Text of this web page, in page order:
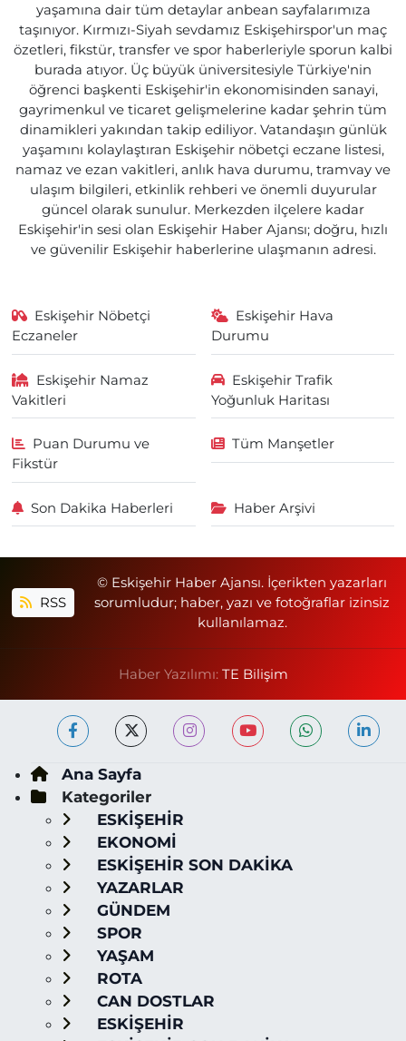
yaşamına dair tüm detaylar anbean sayfalarımıza
taşınıyor. Kırmızı-Siyah sevdamız Eskişehirspor'un maç
özetleri, fikstür, transfer ve spor haberleriyle sporun kalbi
burada atıyor. Üç büyük üniversitesiyle Türkiye'nin
öğrenci başkenti Eskişehir'in ekonomisinden sanayi,
gayrimenkul ve ticaret gelişmelerine kadar şehrin tüm
dinamikleri yakından takip ediliyor. Vatandaşın günlük
yaşamını kolaylaştıran Eskişehir nöbetçi eczane listesi,
namaz ve ezan vakitleri, anlık hava durumu, tramvay ve
ulaşım bilgileri, etkinlik rehberi ve önemli duyurular
güncel olarak sunulur. Merkezden ilçelere kadar
Eskişehir'in sesi olan Eskişehir Haber Ajansı; doğru, hızlı
ve güvenilir Eskişehir haberlerine ulaşmanın adresi.
Eskişehir Nöbetçi
Eczaneler
Eskişehir Hava
Durumu
Eskişehir Namaz
Vakitleri
Eskişehir Trafik
Yoğunluk Haritası
Puan Durumu ve
Fikstür
Tüm Manşetler
Son Dakika Haberleri Haber Arşivi
RSS
© Eskişehir Haber Ajansı. İçerikten yazarları
sorumludur; haber, yazı ve fotoğraflar izinsiz
kullanılamaz.
Haber Yazılımı: TE Bilişim
Ana Sayfa
Kategoriler
ESKİŞEHİR
EKONOMİ
ESKİŞEHİR SON DAKİKA
YAZARLAR
GÜNDEM
SPOR
YAŞAM
ROTA
CAN DOSTLAR
ESKİŞEHİR